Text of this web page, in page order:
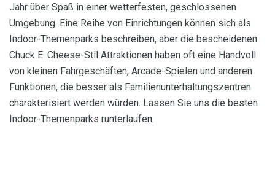
Jahr über Spaß in einer wetterfesten, geschlossenen
Umgebung. Eine Reihe von Einrichtungen können sich als
Indoor-Themenparks beschreiben, aber die bescheidenen
Chuck E. Cheese-Stil Attraktionen haben oft eine Handvoll
von kleinen Fahrgeschäften, Arcade-Spielen und anderen
Funktionen, die besser als Familienunterhaltungszentren
charakterisiert werden würden. Lassen Sie uns die besten
Indoor-Themenparks runterlaufen.